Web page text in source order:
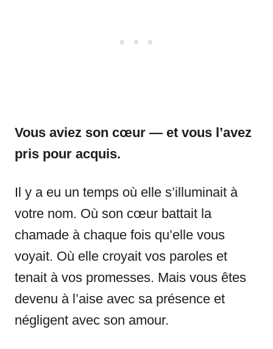
Vous aviez son cœur — et vous l’avez
pris pour acquis.
Il y a eu un temps où elle s’illuminait à
votre nom. Où son cœur battait la
chamade à chaque fois qu’elle vous
voyait. Où elle croyait vos paroles et
tenait à vos promesses. Mais vous êtes
devenu à l’aise avec sa présence et
négligent avec son amour.